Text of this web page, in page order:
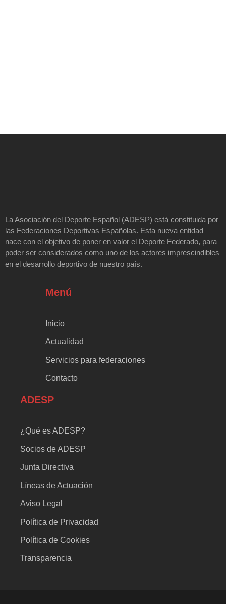
La Asociación del Deporte Español (ADESP) está constituida por
las Federaciones Deportivas Españolas. Esta nueva entidad
nace con el objetivo de poner en valor el Deporte Federado, para
poder ser considerados como uno de los actores imprescindibles
en el desarrollo deportivo de nuestro país.
Menú
Inicio
Actualidad
Servicios para federaciones
Contacto
ADESP
¿Qué es ADESP?
Socios de ADESP
Junta Directiva
Líneas de Actuación
Aviso Legal
Política de Privacidad
Política de Cookies
Transparencia